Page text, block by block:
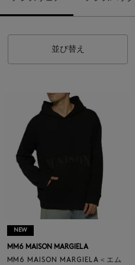
並び替え
NEW
MM6 MAISON MARGIELA
MM6 MAISON MARGIELA＜エム